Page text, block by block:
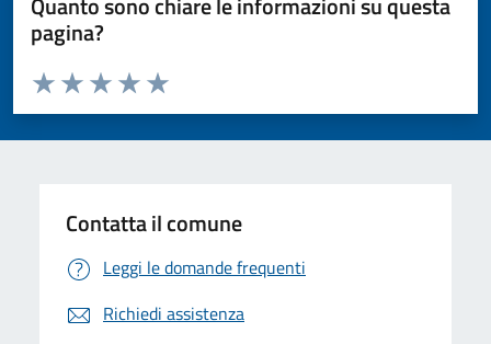
pagina?
Valuta da 1 a 5 stelle la pagina
Valuta 5 stelle su 5
Valuta 4 stelle su 5
Valuta 3 stelle su 5
Valuta 2 stelle su 5
Valuta 1 stelle su 5
Contatta il comune
Leggi le domande frequenti
Richiedi assistenza